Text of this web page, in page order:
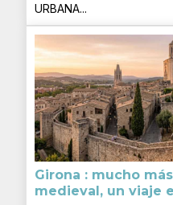
URBANA...
Girona : mucho
medieval, un viaje